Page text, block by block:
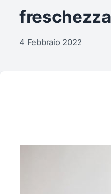
freschezza
4 Febbraio 2022